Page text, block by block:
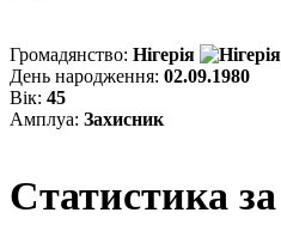
Громадянство: Нігерія
День народження: 02.09.1980
Вік: 45
Амплуа: Захисник
Статистика